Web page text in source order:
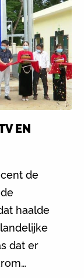
EN
de
haalde
dat er